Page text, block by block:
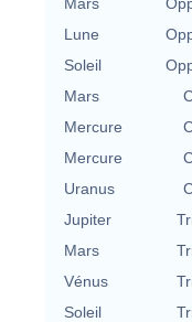
Lune
Soleil
Mars
Mercure
Mercure
Uranus
Jupiter
Mars
Vénus
Soleil